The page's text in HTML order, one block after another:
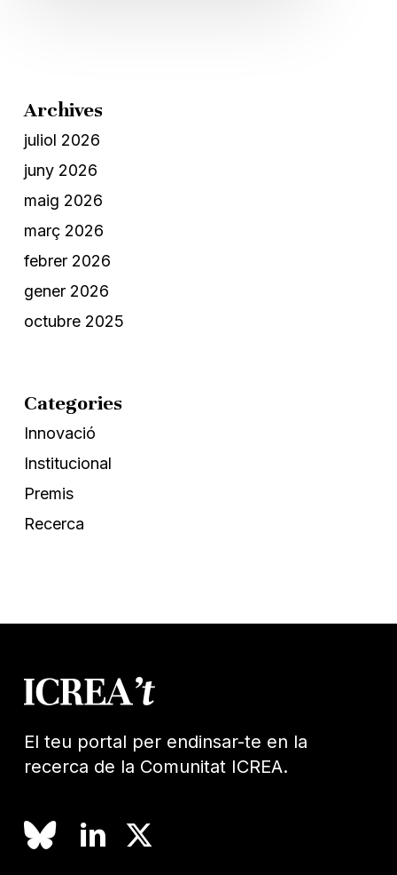
Archives
juliol 2026
juny 2026
maig 2026
març 2026
febrer 2026
gener 2026
octubre 2025
Categories
Innovació
Institucional
Premis
Recerca
El teu portal per endinsar-te en la
recerca de la Comunitat ICREA.